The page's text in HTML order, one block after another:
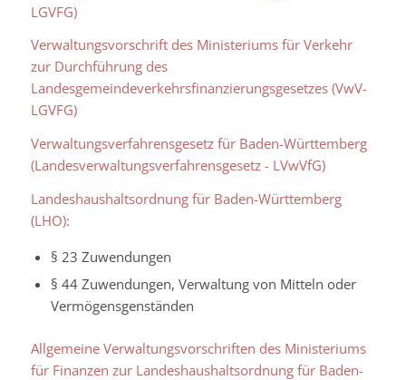
LGVFG)
Verwaltungsvorschrift des Ministeriums für Verkehr
zur Durchführung des
Landesgemeindeverkehrsfinanzierungsgesetzes (VwV-
LGVFG)
Verwaltungsverfahrensgesetz für Baden-Württemberg
(Landesverwaltungsverfahrensgesetz - LVwVfG)
Landeshaushaltsordnung für Baden-Württemberg
(LHO):
§ 23 Zuwendungen
§ 44 Zuwendungen, Verwaltung von Mitteln oder
Vermögensgenständen
Allgemeine Verwaltungsvorschriften des Ministeriums
für Finanzen zur Landeshaushaltsordnung für Baden-